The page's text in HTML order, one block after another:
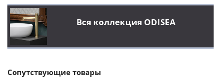
Вся коллекция ODISEA
Сопутствующие товары